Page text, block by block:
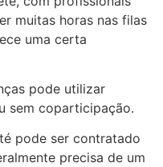
muitas horas nas filas
uma certa
pode utilizar
sem coparticipação.
pode ser contratado
precisa de um